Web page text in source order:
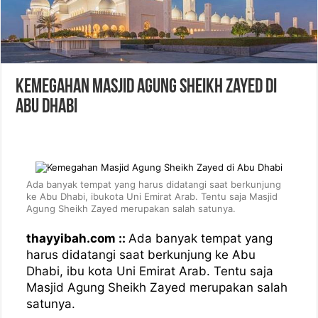
Kemegahan Masjid Agung Sheikh Zayed di
Abu Dhabi
Ada banyak tempat yang harus didatangi saat berkunjung
ke Abu Dhabi, ibukota Uni Emirat Arab. Tentu saja Masjid
Agung Sheikh Zayed merupakan salah satunya.
thayyibah.com :: Ada banyak tempat yang
harus didatangi saat berkunjung ke Abu
Dhabi, ibu kota Uni Emirat Arab. Tentu saja
Masjid Agung Sheikh Zayed merupakan salah
satunya.